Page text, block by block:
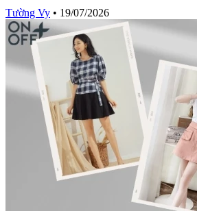
Tường Vy • 19/07/2026